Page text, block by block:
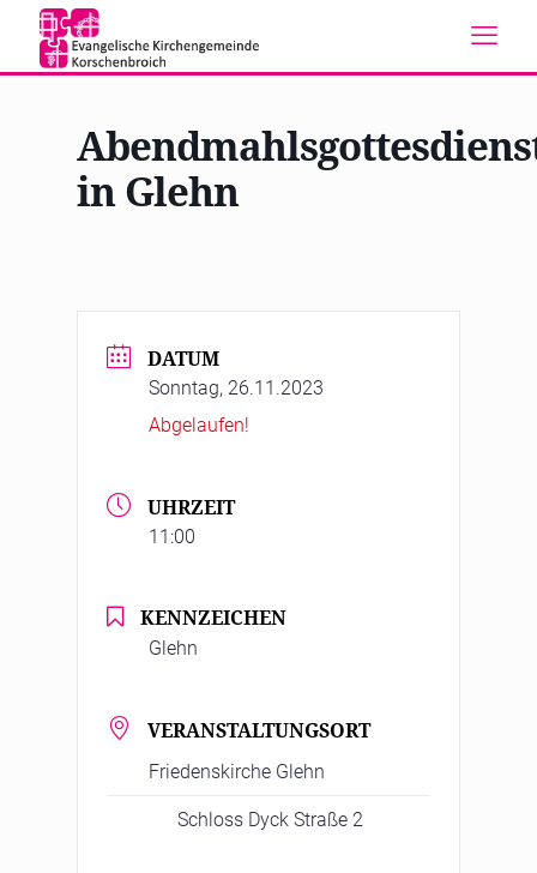
in Glehn
DATUM
Sonntag, 26.11.2023
Abgelaufen!
UHRZEIT
11:00
KENNZEICHEN
Glehn
VERANSTALTUNGSORT
Friedenskirche Glehn
Schloss Dyck Straße 2